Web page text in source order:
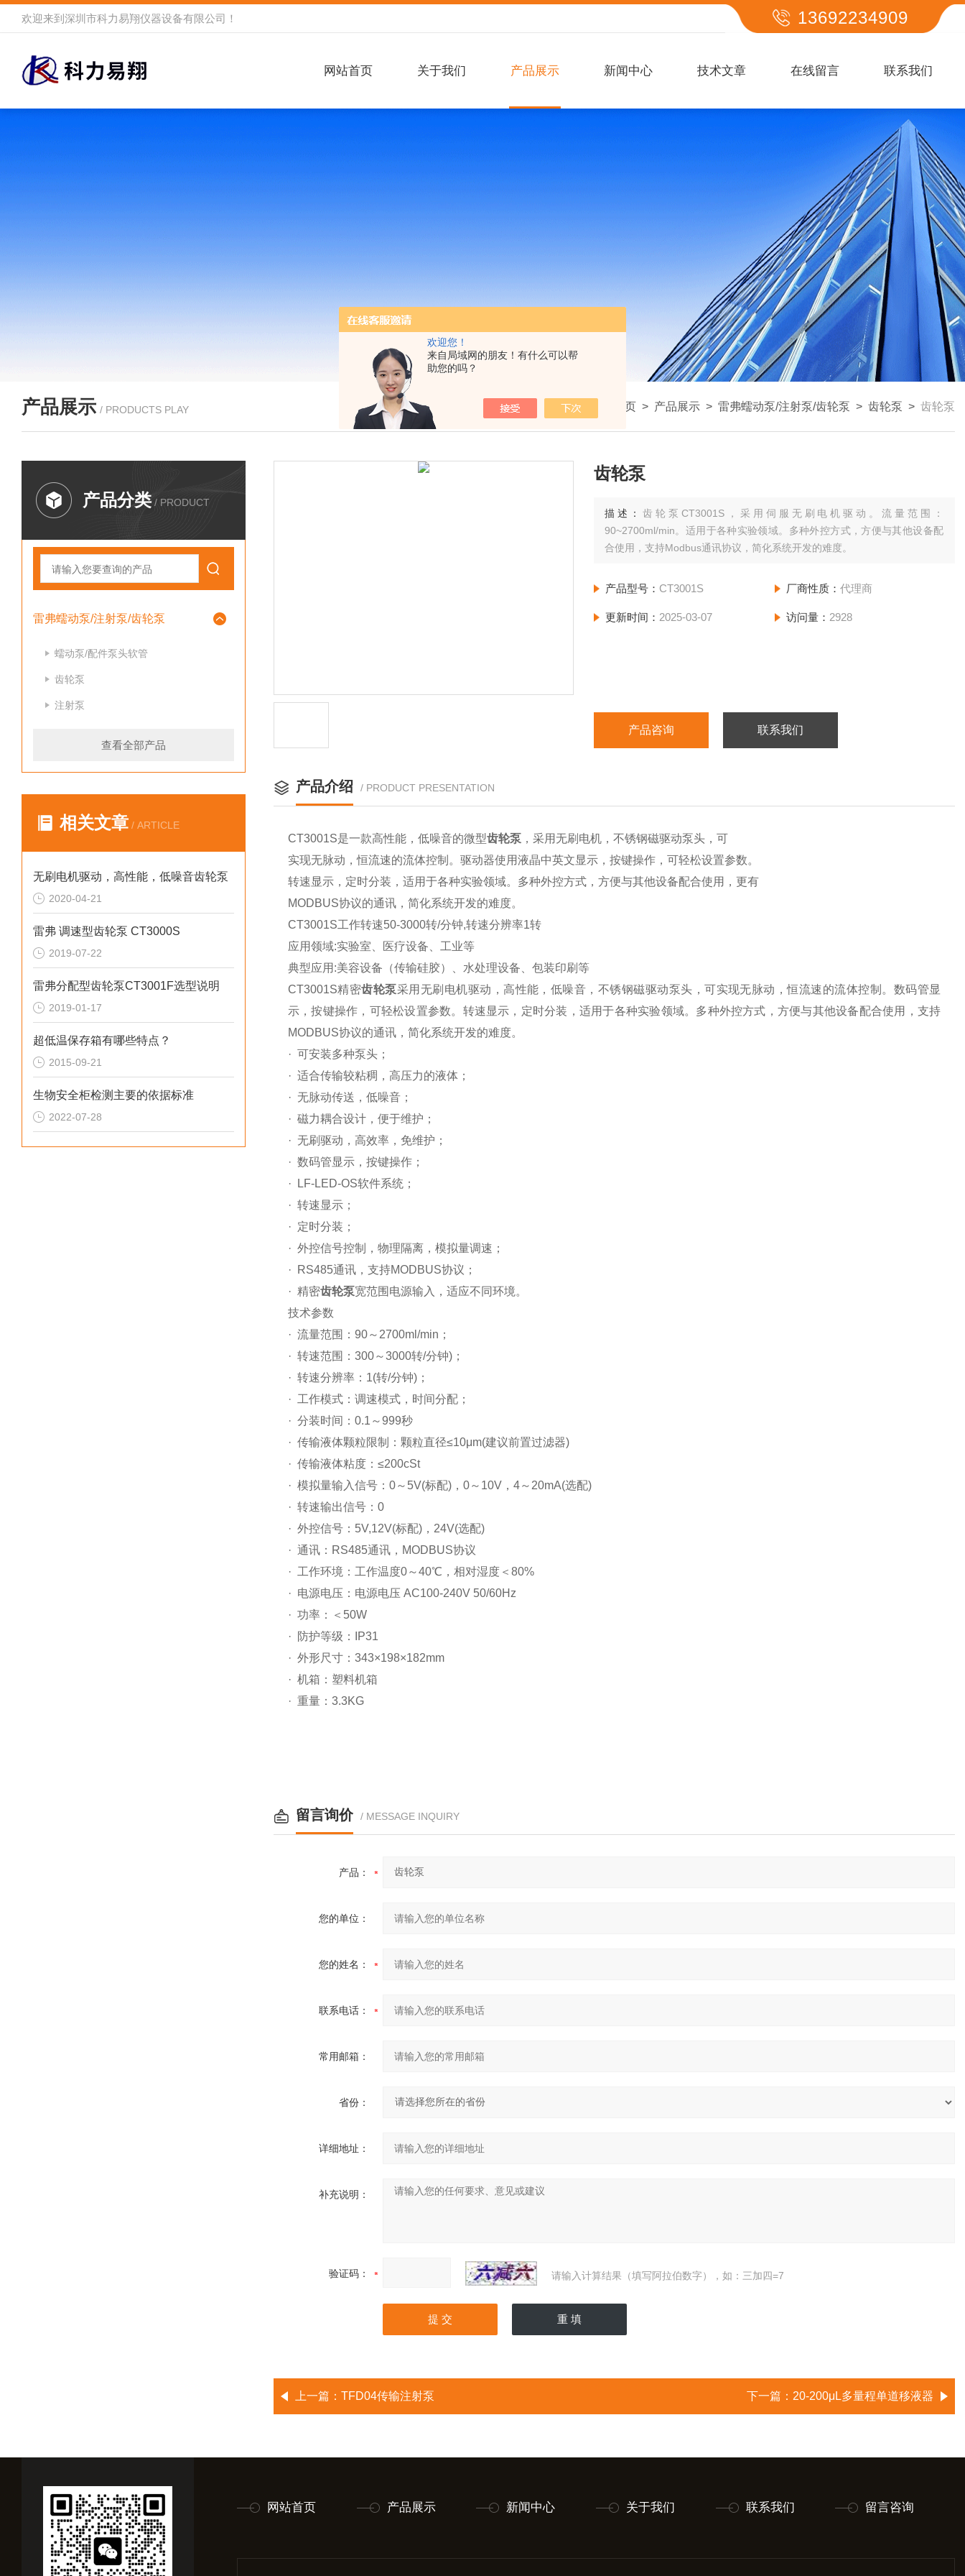
欢迎您！
来自局域网的朋友！有什么可以帮
助您的吗？
欢迎来到 深圳市科力易翔仪器设备有限公司 ！ 13692234909
网站首页 关于我们 产品展示 新闻中心 技术文章 在线留言 联系我们
产品展示 / PRODUCTS PLAY 我的位置： 首页 > 产品展示 > 雷弗蠕动泵/注射泵/齿轮泵 > 齿轮泵 > 齿轮泵
产品分类 / PRODUCT
雷弗蠕动泵/注射泵/齿轮泵
蠕动泵/配件泵头软管
齿轮泵
注射泵
查看全部产品
相关文章 / ARTICLE
无刷电机驱动，高性能，低噪音齿轮泵
2020-04-21
雷弗 调速型齿轮泵 CT3000S
2019-07-22
雷弗分配型齿轮泵CT3001F选型说明
2019-01-17
超低温保存箱有哪些特点？
2015-09-21
生物安全柜检测主要的依据标准
2022-07-28
齿轮泵
描述：齿轮泵CT3001S，采用伺服无刷电机驱动。流量范围：
90~2700ml/min。适用于各种实验领域。多种外控方式，方便与其他设备配
合使用，支持Modbus通讯协议，简化系统开发的难度。
产品型号： CT3001S 厂商性质： 代理商
更新时间： 2025-03-07 访问量： 2928
产品咨询 联系我们
产品介绍 / PRODUCT PRESENTATION
CT3001S是一款高性能，低噪音的微型齿轮泵 ，采用无刷电机，不锈钢磁驱动泵头，可
实现无脉动，恒流速的流体控制。驱动器使用液晶中英文显示，按键操作，可轻松设置参数。
转速显示，定时分装，适用于各种实验领域。多种外控方式，方便与其他设备配合使用，更有
MODBUS协议的通讯，简化系统开发的难度。
CT3001S工作转速50-3000转/分钟,转速分辨率1转
应用领域:实验室、医疗设备、工业等
典型应用 :美容设备（传输硅胶）、水处理设备、包装印刷等
CT3001S精密齿轮泵采用无刷电机驱动，高性能，低噪音，不锈钢磁驱动泵头，可实现无脉动，恒流速的流体控制。数码管显
示，按键操作，可轻松设置参数。转速显示，定时分装，适用于各种实验领域。多种外控方式，方便与其他设备配合使用，支持
MODBUS协议的通讯，简化系统开发的难度。
· 可安装多种泵头；
· 适合传输较粘稠，高压力的液体；
· 无脉动传送，低噪音；
· 磁力耦合设计，便于维护；
· 无刷驱动，高效率，免维护；
· 数码管显示，按键操作；
· LF-LED-OS软件系统；
· 转速显示；
· 定时分装；
· 外控信号控制，物理隔离，模拟量调速；
· RS485通讯，支持MODBUS协议；
· 精密齿轮泵宽范围电源输入，适应不同环境。
技术参数
· 流量范围：90～2700ml/min；
· 转速范围：300～3000转/分钟)；
· 转速分辨率：1(转/分钟)；
· 工作模式：调速模式，时间分配；
· 分装时间：0.1～999秒
· 传输液体颗粒限制：颗粒直径≤10μm(建议前置过滤器)
· 传输液体粘度：≤200cSt
· 模拟量输入信号：0～5V(标配)，0～10V，4～20mA(选配)
· 转速输出信号：0
· 外控信号：5V,12V(标配)，24V(选配)
· 通讯：RS485通讯，MODBUS协议
· 工作环境：工作温度0～40℃，相对湿度＜80%
· 电源电压：电源电压 AC100-240V 50/60Hz
· 功率：＜50W
· 防护等级：IP31
· 外形尺寸：343×198×182mm
· 机箱：塑料机箱
· 重量：3.3KG
留言询价 / MESSAGE INQUIRY
产品：
您的单位：
您的姓名：
联系电话：
常用邮箱：
省份：
详细地址：
补充说明：
验证码： 请输入计算结果（填写阿拉伯数字），如：三加四=7
上一篇： TFD04传输注射泵 下一篇： 20-200μL多量程单道移液器
网站首页 产品展示 新闻中心 关于我们 联系我们 留言咨询